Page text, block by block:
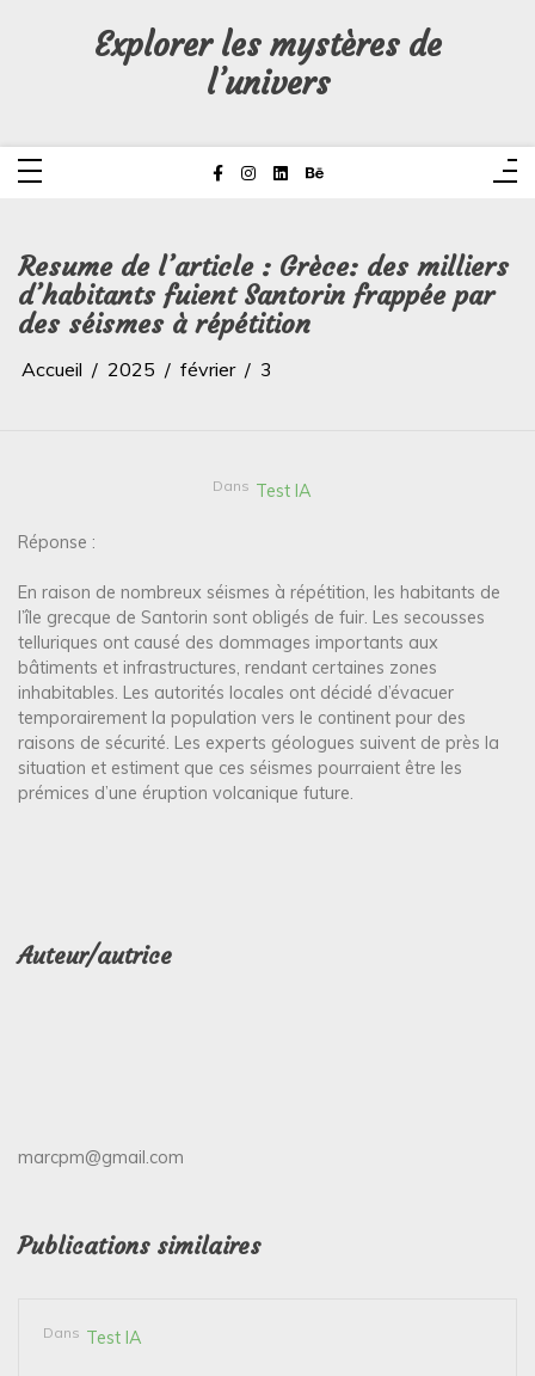
Explorer les mystères de
l’univers
Resume de l’article : Grèce: des milliers
d’habitants fuient Santorin frappée par
des séismes à répétition
Accueil 2025 février 3
Dans Test IA
Réponse :
En raison de nombreux séismes à répétition, les habitants de
l’île grecque de Santorin sont obligés de fuir. Les secousses
telluriques ont causé des dommages importants aux
bâtiments et infrastructures, rendant certaines zones
inhabitables. Les autorités locales ont décidé d’évacuer
temporairement la population vers le continent pour des
raisons de sécurité. Les experts géologues suivent de près la
situation et estiment que ces séismes pourraient être les
prémices d’une éruption volcanique future.
Auteur/autrice
marcpm@gmail.com
Publications similaires
Dans Test IA